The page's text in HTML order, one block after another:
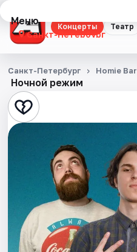
Концерты Театр
Меню
Санкт-Петербург
Концерты
Театр
Стендап
Выставки
Экскурсии
Спорт
Ночной режим
Санкт-Петербург Homie Bar